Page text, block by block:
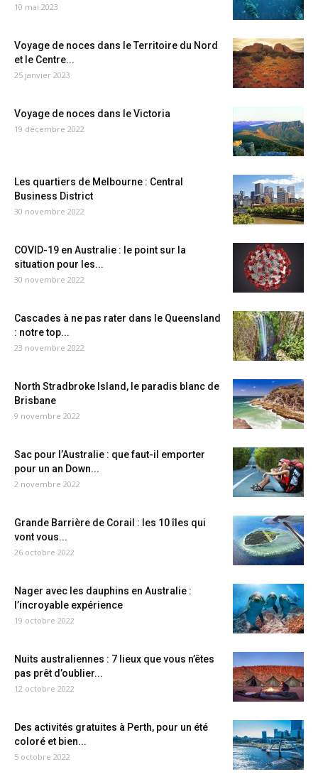
10 mai 2023
Voyage de noces dans le Territoire du Nord
et le Centre...
25 janvier 2023
Voyage de noces dans le Victoria
19 décembre 2022
Les quartiers de Melbourne : Central
Business District
30 novembre 2022
COVID-19 en Australie : le point sur la
situation pour les...
30 novembre 2022
Cascades à ne pas rater dans le Queensland
: notre top...
23 novembre 2022
North Stradbroke Island, le paradis blanc de
Brisbane
9 novembre 2022
Sac pour l’Australie : que faut-il emporter
pour un an Down...
2 novembre 2022
Grande Barrière de Corail : les 10 îles qui
vont vous...
26 octobre 2022
Nager avec les dauphins en Australie :
l’incroyable expérience
19 octobre 2022
Nuits australiennes : 7 lieux que vous n’êtes
pas prêt d’oublier...
12 octobre 2022
Des activités gratuites à Perth, pour un été
coloré et bien...
5 octobre 2022